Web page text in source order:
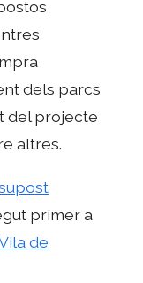
dels parcs
del projecte
altres.
primer a
de